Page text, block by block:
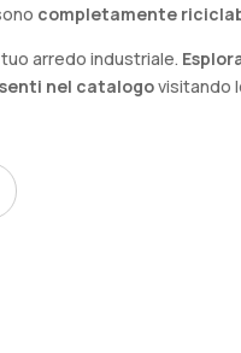
completamente
arredo industriale.
nel catalogovisitando